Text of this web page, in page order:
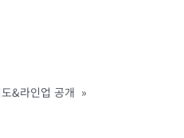
&라인업 공개 »